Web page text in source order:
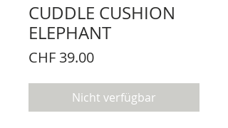
CUDDLE CUSHION
ELEPHANT
CHF 39.00Preis
Nicht verfügbar